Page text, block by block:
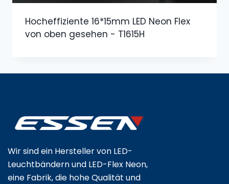
Hocheffiziente 16*15mm LED Neon Flex
von oben gesehen - T1615H
Wir sind ein Hersteller von LED-
Leuchtbändern und LED-Flex Neon,
eine Fabrik, die hohe Qualität und